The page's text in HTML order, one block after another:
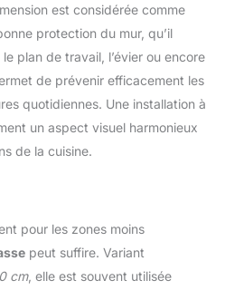
est considérée comme
protection du mur, qu’il
plan de travail, l’évier ou encore
de prévenir efficacement les
quotidiennes. Une installation à
un aspect visuel harmonieux
de la cuisine.
pour les zones moins
peut suffire. Variant
cm, elle est souvent utilisée